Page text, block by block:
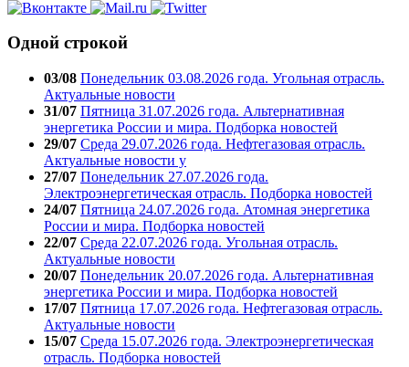
Одной строкой
03/08 Понедельник 03.08.2026 года. Угольная отрасль.
Актуальные новости
31/07 Пятница 31.07.2026 года. Альтернативная
энергетика России и мира. Подборка новостей
29/07 Среда 29.07.2026 года. Нефтегазовая отрасль.
Актуальные новости у
27/07 Понедельник 27.07.2026 года.
Электроэнергетическая отрасль. Подборка новостей
24/07 Пятница 24.07.2026 года. Атомная энергетика
России и мира. Подборка новостей
22/07 Среда 22.07.2026 года. Угольная отрасль.
Актуальные новости
20/07 Понедельник 20.07.2026 года. Альтернативная
энергетика России и мира. Подборка новостей
17/07 Пятница 17.07.2026 года. Нефтегазовая отрасль.
Актуальные новости
15/07 Среда 15.07.2026 года. Электроэнергетическая
отрасль. Подборка новостей